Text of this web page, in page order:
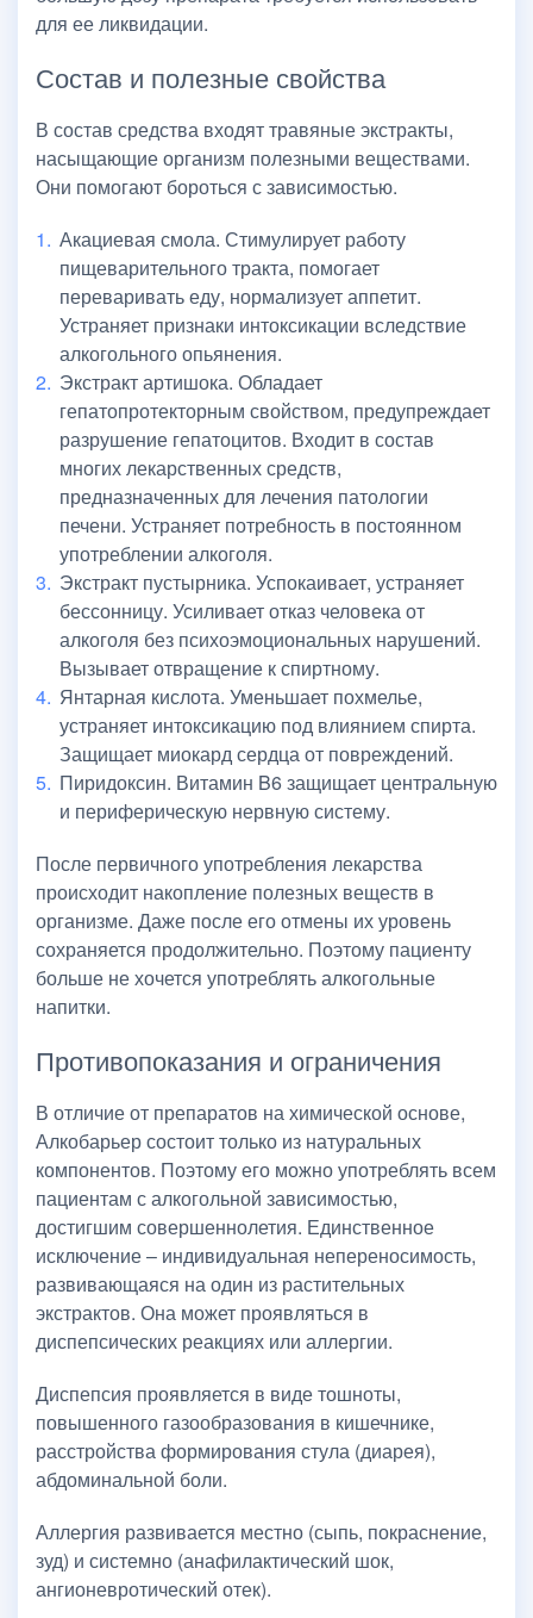
для ее ликвидации.
Состав и полезные свойства
В состав средства входят травяные экстракты,
насыщающие организм полезными веществами.
Они помогают бороться с зависимостью.
Акациевая смола. Стимулирует работу
пищеварительного тракта, помогает
переваривать еду, нормализует аппетит.
Устраняет признаки интоксикации вследствие
алкогольного опьянения.
Экстракт артишока. Обладает
гепатопротекторным свойством, предупреждает
разрушение гепатоцитов. Входит в состав
многих лекарственных средств,
предназначенных для лечения патологии
печени. Устраняет потребность в постоянном
употреблении алкоголя.
Экстракт пустырника. Успокаивает, устраняет
бессонницу. Усиливает отказ человека от
алкоголя без психоэмоциональных нарушений.
Вызывает отвращение к спиртному.
Янтарная кислота. Уменьшает похмелье,
устраняет интоксикацию под влиянием спирта.
Защищает миокард сердца от повреждений.
Пиридоксин. Витамин B6 защищает центральную
и периферическую нервную систему.
После первичного употребления лекарства
происходит накопление полезных веществ в
организме. Даже после его отмены их уровень
сохраняется продолжительно. Поэтому пациенту
больше не хочется употреблять алкогольные
напитки.
Противопоказания и ограничения
В отличие от препаратов на химической основе,
Алкобарьер состоит только из натуральных
компонентов. Поэтому его можно употреблять всем
пациентам с алкогольной зависимостью,
достигшим совершеннолетия. Единственное
исключение – индивидуальная непереносимость,
развивающаяся на один из растительных
экстрактов. Она может проявляться в
диспепсических реакциях или аллергии.
Диспепсия проявляется в виде тошноты,
повышенного газообразования в кишечнике,
расстройства формирования стула (диарея),
абдоминальной боли.
Аллергия развивается местно (сыпь, покраснение,
зуд) и системно (анафилактический шок,
ангионевротический отек).